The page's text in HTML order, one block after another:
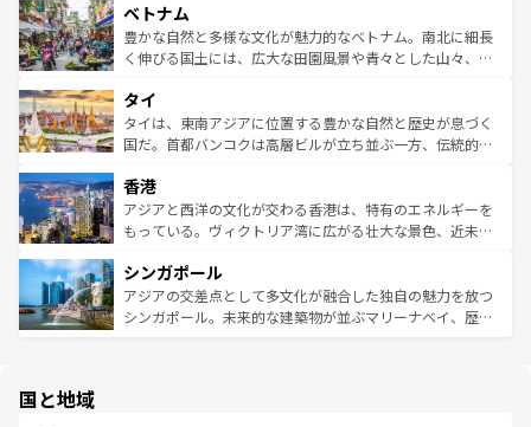
参照してほしい。
容にもいいと評判のスイーツなど、バラエティ豊かな料理
が味わえる。 なお、新着の台湾情報は コンテンツ一覧を参
照してほしい。
き、地方に足を延ばせば四季折々の自然美を楽しむことが
できる。そして、キムチや焼肉、絶品のストリートフード
まで、さまざまな韓国料理が待っている。夜には、韓国な
リティに包まれながら、韓国の多彩な魅力を心ゆくまで味
わってみてほしい。 なお、新着の韓国情報はコンテンツ一
覧を参照してほしい。
ベトナム
豊かな自然と多様な文化が魅力的なベトナム。南北に細長
く伸びる国土には、広大な田園風景や青々とした山々、世
急速な発展と共に伝統が息づく。ハノイの古い町並みやホ
ーチミン市のフランス統治時代の建物も、独特の雰囲気を
醸し出している。また、バラエティの豊かさとおいしさで
とつ。フォーやバインミー、ベトナムコーヒーなどは、ぜ
ひ現地で味わいたい。どの地域を訪れてもあたたかい人々
が旅行者を迎えてくれるので、きっと忘れられない旅にな
参照してほしい。
タイ
タイは、東南アジアに位置する豊かな自然と歴史が息づく
国だ。首都バンコクは高層ビルが立ち並ぶ一方、伝統的な
の活気が交差している。北部ではチェンマイなどの山岳地
帯で自然と触れ合い、南部ではプーケットやクラビの美し
いビーチでリゾート気分を楽しむことができる。タイ料理
激する。気候は一年中温暖で、どの季節にも異なる楽しみ
が待っている。親しみやすいタイの人々、仏教を中心とし
た文化、そして多様な観光資源が、訪れる旅人を魅了し続
香港
アジアと西洋の文化が交わる香港は、特有のエネルギーを
もっている。ヴィクトリア湾に広がる壮大な景色、近未来
み、どこを訪れても感動するはず。観光スポットが密集し
ており、効率よく見どころを回れるのも魅力。息をのむよ
うな絶景から文化的な体験まで、香港を存分に楽しみ尽く
シンガポール
アジアの交差点として多文化が融合した独自の魅力を放つ
シンガポール。未来的な建築物が並ぶマリーナベイ、歴史
国と地域